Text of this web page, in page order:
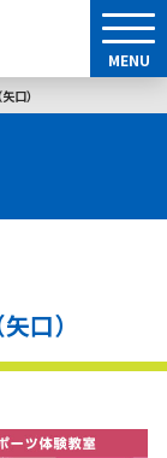
MENU
口）
口）